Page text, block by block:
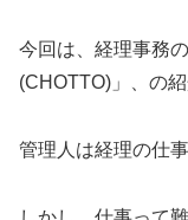
今回は、経理事務
(CHOTTO)」、の紹
管理人は経理の仕